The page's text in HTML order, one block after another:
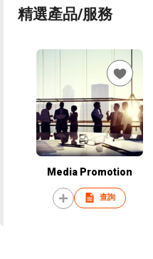
精選產品/服務
Media Promotion
查詢